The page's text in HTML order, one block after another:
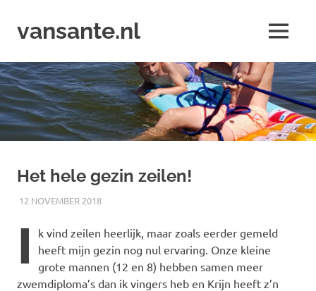
naar
inhoud
vansante.nl
zal
je
hobby
maar
zijn
;-)
MENU
Het hele gezin zeilen!
12 NOVEMBER 2018JACOB
TRIPS
I
k vind zeilen heerlijk, maar zoals eerder gemeld
heeft mijn gezin nog nul ervaring. Onze kleine
grote mannen (12 en 8) hebben samen meer
zwemdiploma’s dan ik vingers heb en Krijn heeft z’n